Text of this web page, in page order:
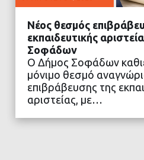
ΔΙΑΒΑΣΤΕ
Νέος θεσμός
εκπαιδευτικής
Σοφάδων
Ο Δήμος Σοφάδων
μόνιμο θεσμό
επιβράβευσης της
αριστείας, με…